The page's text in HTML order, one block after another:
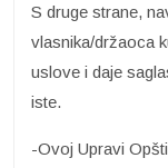
S druge strane,
vlasnika/držaoca
uslove i daje
iste.
-Ovoj Upravi